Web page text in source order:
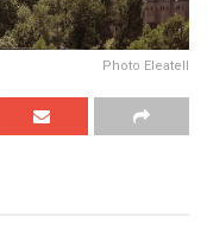
Photo Eleatell